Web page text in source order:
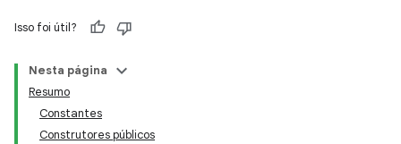
Isso foi útil?
Nesta página
Resumo
Constantes
Construtores públicos